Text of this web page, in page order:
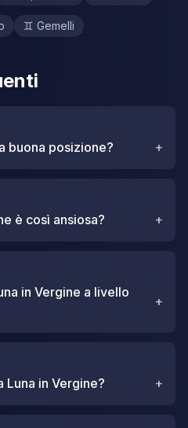
♊ Gemelli
buona posizione? +
è così ansiosa? +
in Vergine a livello
+
Luna in Vergine? +